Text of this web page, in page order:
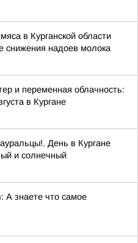
в Курганской области
снижения надоев молока
и переменная облачность:
в Кургане
День в Кургане
и солнечный
А знаете что самое